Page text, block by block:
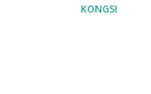
KONGSI